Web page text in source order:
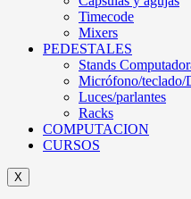
Timecode
Mixers
PEDESTALES
Stands
Micrófono/teclado/
Luces/parlantes
Racks
COMPUTACION
CURSOS
X